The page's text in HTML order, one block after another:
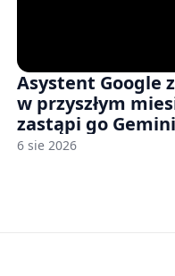
Asystent Google
w przyszłym
zastąpi go Gemini
6 sie 2026